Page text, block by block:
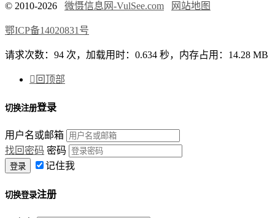
© 2010-2026 微慑信息网-VulSee.com 网站地图
鄂ICP备14020831号
请求次数：94 次，加载用时：0.634 秒，内存占用：14.28 MB
 回顶部
切换注册登录
用户名或邮箱
找回密码 密码
记住我
切换登录注册